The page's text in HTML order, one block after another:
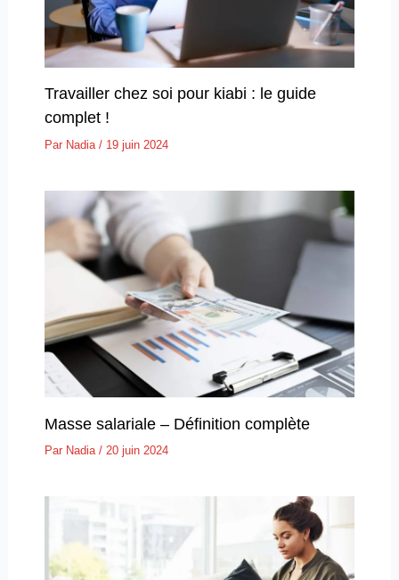
Travailler chez soi pour kiabi : le guide
complet !
Par Nadia / 19 juin 2024
Masse salariale – Définition complète
Par Nadia / 20 juin 2024